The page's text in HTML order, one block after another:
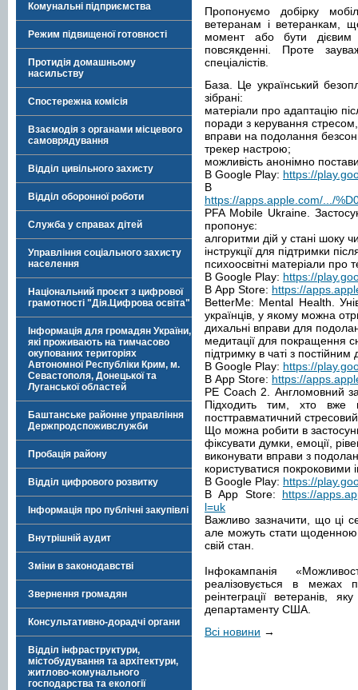
Комунальні підприємства
Режим підвищеної готовності
Протидія домашньому
насильству
Спостережна комісія
Взаємодія з органами місцевого
самоврядування
Відділ цивільного захисту
Відділ оборонної роботи
Служба у справах дітей
Управління соціального захисту
населення
Національний проєкт з цифрової
грамотності "Дія.Цифрова освіта"
Інформація для громадян України,
які проживають на тимчасово
окупованих територіях
Автономної Республіки Крим, м.
Севастополя, Донецької та
Луганської областей
Баштанське районне управління
Держпродспоживслужби
Пробація району
Відділ цифрового розвитку
Інформація про публічні закупівлі
Внутрішній аудит
Зміни в законодавстві
Звернення громадян
Консультативно-дорадчі органи
Відділ інфраструктури,
містобудування та архітектури,
житлово-комунального
господарства та екології
Пропонуємо добірку
ветеранам і ветеранкам,
момент або бути дієвим
повсякденні. Проте
спеціалістів.
База. Це український
зібрані:
матеріали про адаптацію
поради з керування
вправи на подолання
трекер настрою;
можливість анонімно
В Google Play: https://
В
https://apps.apple.com/.../
PFA Mobile Ukraine.
пропонує:
алгоритми дій у стані шоку
інструкції для підтримки
психоосвітні матеріали про
В Google Play: https://
В App Store: https://
BetterMe: Mental Health.
українців, у якому можна
дихальні вправи для
медитації для покращення
підтримку в чаті з
В Google Play: https://
В App Store: https://
PE Coach 2. Англомовний
Підходить тим, хто вже
посттравматичний
Що можна робити в
фіксувати думки, емоції,
виконувати вправи з
користуватися покроковими
В Google Play: https://
В App Store: https://
l=uk
Важливо зазначити, що ці
але можуть стати щоденною
свій стан.
Інфокампанія
реалізовується в межах
реінтеграції ветеранів,
департаменту США.
Всі новини →